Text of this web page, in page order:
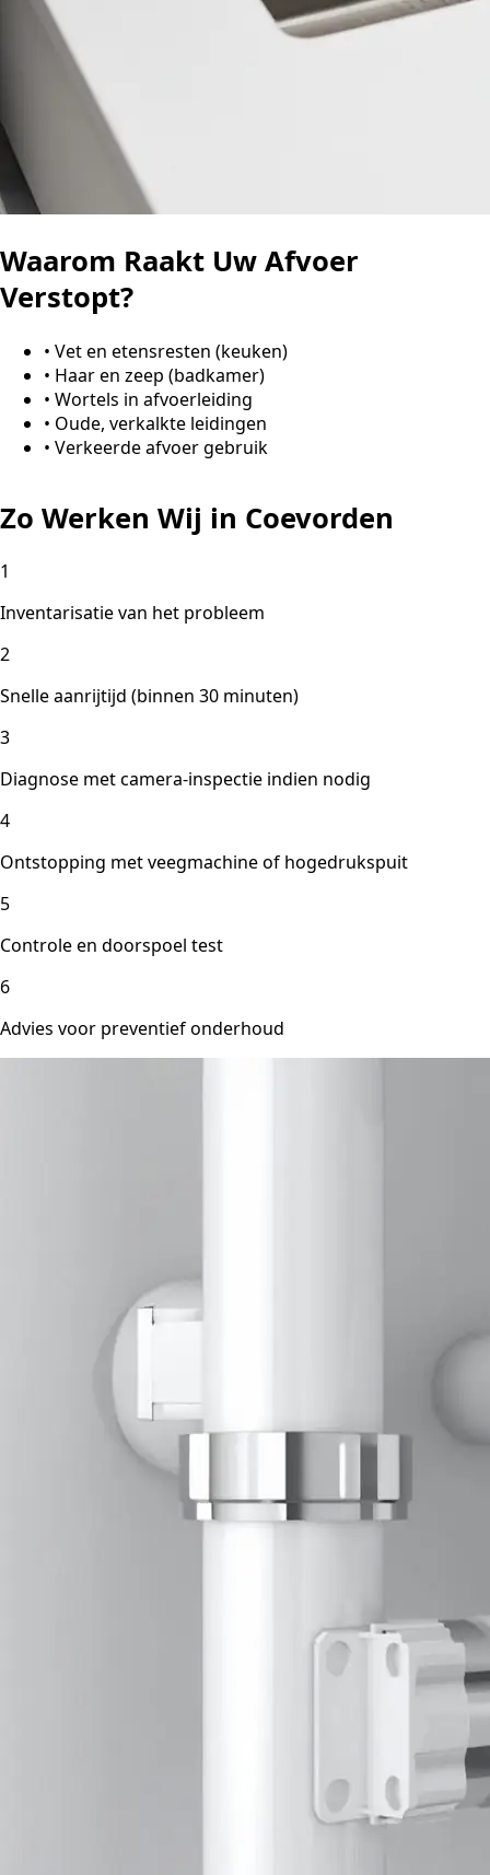
Waarom Raakt Uw Afvoer
Verstopt?
• Vet en etensresten (keuken)
• Haar en zeep (badkamer)
• Wortels in afvoerleiding
• Oude, verkalkte leidingen
• Verkeerde afvoer gebruik
Zo Werken Wij in Coevorden
1
Inventarisatie van het probleem
2
Snelle aanrijtijd (binnen 30 minuten)
3
Diagnose met camera-inspectie indien nodig
4
Ontstopping met veegmachine of hogedrukspuit
5
Controle en doorspoel test
6
Advies voor preventief onderhoud